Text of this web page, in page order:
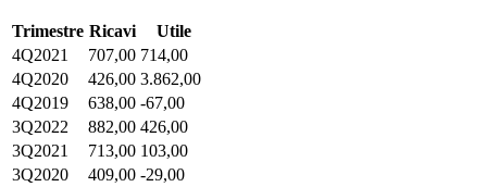
Trimestre Ricavi
Utile
4Q2021
707,00 714,00
4Q2020
426,00 3.862,00
4Q2019
638,00 -67,00
3Q2022
882,00 426,00
3Q2021
713,00 103,00
3Q2020
409,00 -29,00